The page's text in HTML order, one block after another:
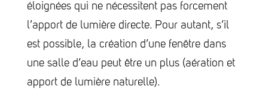
éloignées qui ne nécessitent pas forcement
l’apport de lumière directe. Pour autant, s’il
est possible, la création d’une fenêtre dans
une salle d’eau peut être un plus (aération et
apport de lumière naturelle).